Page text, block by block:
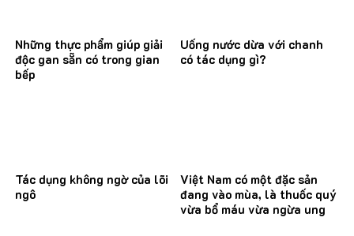
Những thực phẩm giúp giải
độc gan sẵn có trong gian
bếp
Uống nước dừa với chanh
có tác dụng gì?
Tác dụng không ngờ của lõi
ngô
Việt Nam có một đặc sản
đang vào mùa, là thuốc quý
vừa bổ máu vừa ngừa ung